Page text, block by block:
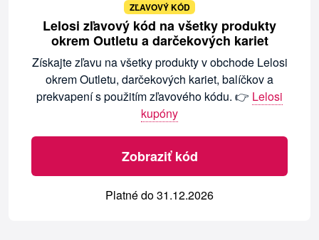
ZĽAVOVÝ KÓD
Lelosi zľavový kód na všetky produkty
okrem Outletu a darčekových kariet
Získajte zľavu na všetky produkty v obchode Lelosi
okrem Outletu, darčekových kariet, balíčkov a
prekvapení s použitím zľavového kódu. 👉 Lelosi
kupóny
Zobraziť kód
Platné do 31.12.2026